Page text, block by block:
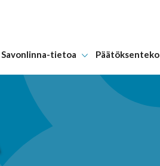
Savonlinna-tietoa Päätöksenteko